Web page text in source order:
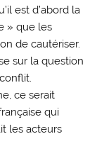
est d’abord la
» que les
de cautériser.
sur la question
ce serait
qui
les acteurs